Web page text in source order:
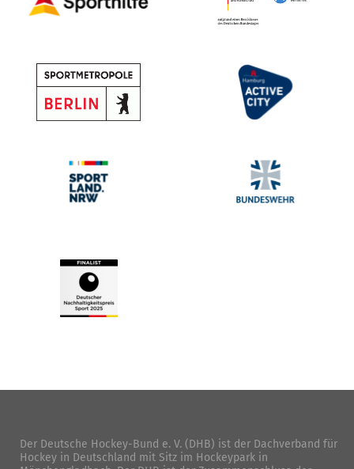
Der Deutsche Hockey-Bund e. V. (DHB) ist der Dachverband für
Hockey in Deutschland mit Sitz im Hockeypark in